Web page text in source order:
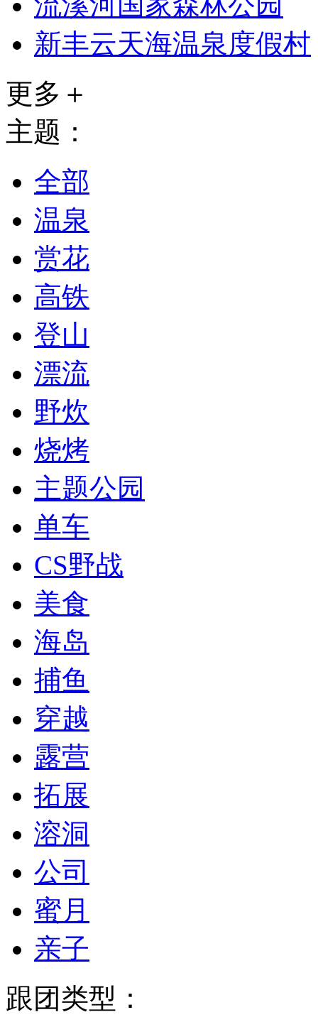
新丰云天海温泉度假村
更多＋
主题：
全部
温泉
赏花
高铁
登山
漂流
野炊
烧烤
主题公园
单车
CS野战
美食
海岛
捕鱼
穿越
露营
拓展
溶洞
公司
蜜月
亲子
跟团类型：